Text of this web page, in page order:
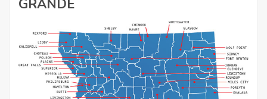
GRANDE